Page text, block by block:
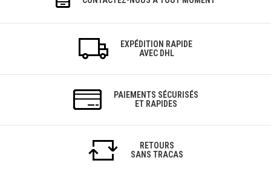
EXPÉDITION RAPIDE
AVEC DHL
PAIEMENTS SÉCURISÉS
ET RAPIDES
RETOURS
SANS TRACAS